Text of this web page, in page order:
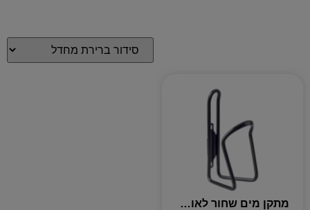
מתקן מים שחור לאופניים